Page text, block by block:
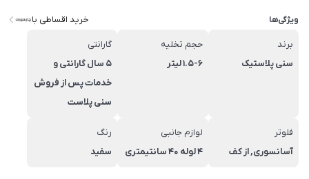
ویژگی‌ها خرید اقساطی با
برند
سنی پلاستیک
حجم تخلیه
1.5-6 لیتر
گارانتی
5 سال گارانتی و
خدمات پس از فروش
سنی پلاست
فلوتر
آسانسوری, از کف
لوازم جانبی
4 لوله 40 سانتیمتری
رنگ
سفید